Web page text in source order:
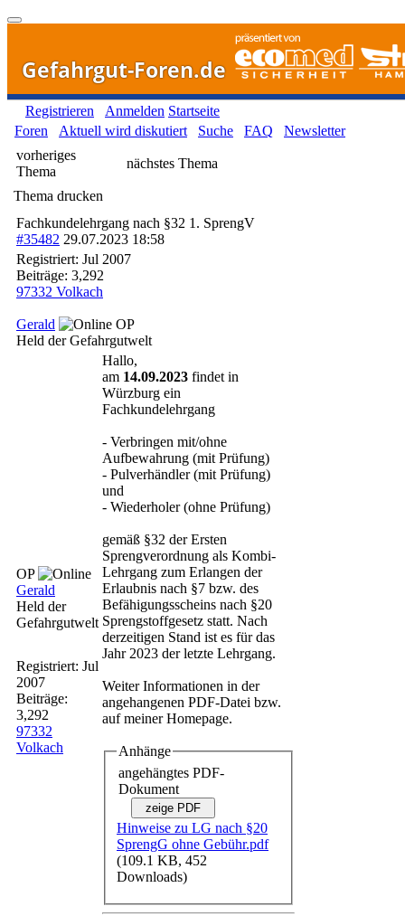
Gefahrgut-Foren.de
Registrieren Anmelden Startseite
Foren
Aktuell wird diskutiert Suche FAQ
Newsletter
vorheriges
Thema
nächstes Thema
Thema drucken
Fachkundelehrgang nach §32 1. SprengV
#35482 29.07.2023 18:58
Registriert: Jul 2007
Beiträge: 3,292
97332 Volkach
Gerald
OP
Held der Gefahrgutwelt
OP
Gerald
Held der
Gefahrgutwelt
Registriert: Jul
2007
Beiträge:
3,292
97332
Volkach
Hallo,
am 14.09.2023 findet in
Würzburg ein
Fachkundelehrgang
- Verbringen mit/ohne
Aufbewahrung (mit Prüfung)
- Pulverhändler (mit Prüfung)
und
- Wiederholer (ohne Prüfung)
gemäß §32 der Ersten
Sprengverordnung als Kombi-
Lehrgang zum Erlangen der
Erlaubnis nach §7 bzw. des
Befähigungsscheins nach §20
Sprengstoffgesetz statt. Nach
derzeitigen Stand ist es für das
Jahr 2023 der letzte Lehrgang.
Weiter Informationen in der
angehangenen PDF-Datei bzw.
auf meiner Homepage.
Anhänge
angehängtes PDF-
Dokument
Hinweise zu LG nach §20
SprengG ohne Gebühr.pdf
(109.1 KB, 452
Downloads)